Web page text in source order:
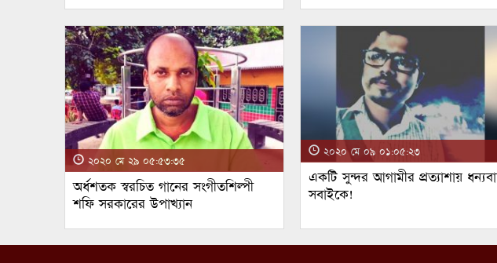
২০২০ মে ২৯ ০৫:৫৩:৩৫
অর্ধশতক স্বরচিত গানের সংগীতশিল্পী
শফি সরকারের উপাখ্যান
২০২০ মে ০৯ ০১:০৫:২৩
একটি সুন্দর আগামীর প্রত্যাশায়
সবাইকে!